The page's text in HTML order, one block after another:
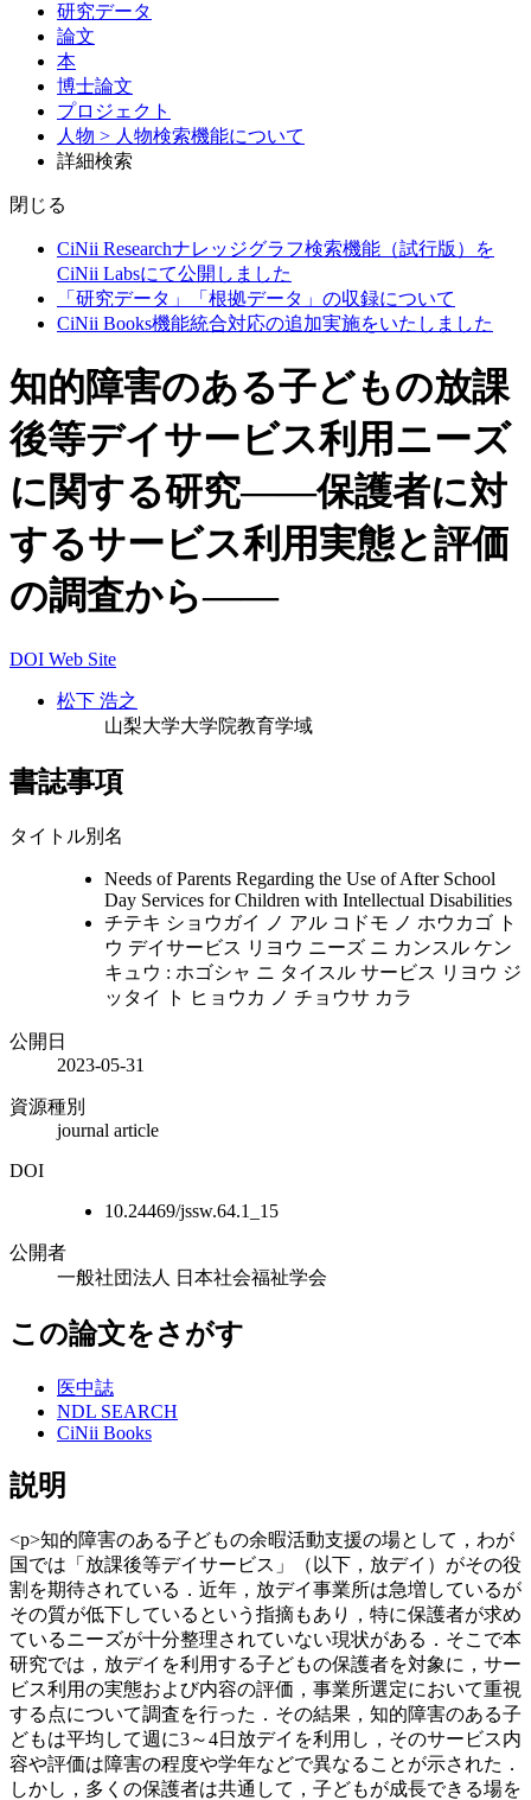
研究データ
論文
本
博士論文
プロジェクト
人物 > 人物検索機能について
詳細検索
閉じる
CiNii Researchナレッジグラフ検索機能（試行版）を
CiNii Labsにて公開しました
「研究データ」「根拠データ」の収録について
CiNii Books機能統合対応の追加実施をいたしました
知的障害のある子どもの放課
後等デイサービス利用ニーズ
に関する研究――保護者に対
するサービス利用実態と評価
の調査から――
DOI Web Site
松下 浩之
山梨大学大学院教育学域
書誌事項
タイトル別名
Needs of Parents Regarding the Use of After School
Day Services for Children with Intellectual Disabilities
チテキ ショウガイ ノ アル コドモ ノ ホウカゴ ト
ウ デイサービス リヨウ ニーズ ニ カンスル ケン
キュウ : ホゴシャ ニ タイスル サービス リヨウ ジ
ッタイ ト ヒョウカ ノ チョウサ カラ
公開日
2023-05-31
資源種別
journal article
DOI
10.24469/jssw.64.1_15
公開者
一般社団法人 日本社会福祉学会
この論文をさがす
医中誌
NDL SEARCH
CiNii Books
説明
<p>知的障害のある子どもの余暇活動支援の場として，わが
国では「放課後等デイサービス」（以下，放デイ）がその役
割を期待されている．近年，放デイ事業所は急増しているが
その質が低下しているという指摘もあり，特に保護者が求め
ているニーズが十分整理されていない現状がある．そこで本
研究では，放デイを利用する子どもの保護者を対象に，サー
ビス利用の実態および内容の評価，事業所選定において重視
する点について調査を行った．その結果，知的障害のある子
どもは平均して週に3～4日放デイを利用し，そのサービス内
容や評価は障害の程度や学年などで異なることが示された．
しかし，多くの保護者は共通して，子どもが成長できる場を